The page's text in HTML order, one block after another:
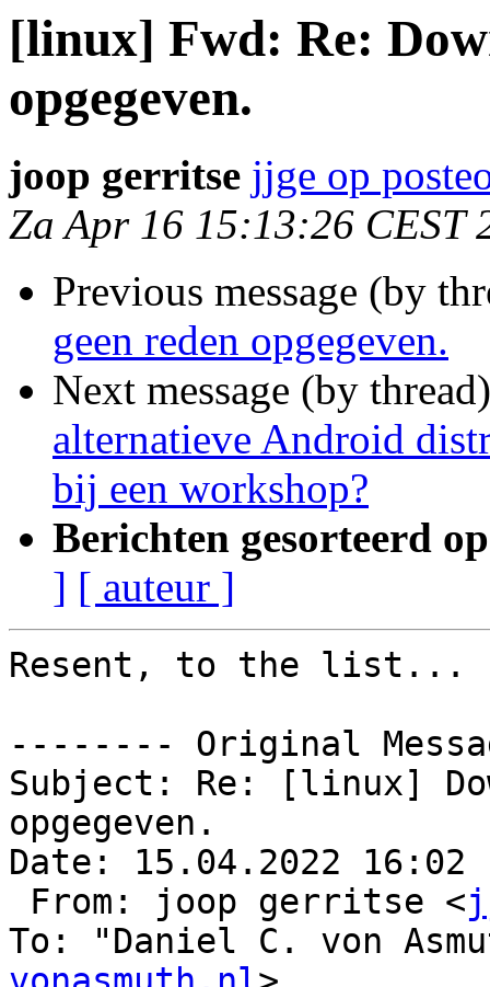
[linux] Fwd: Re:
opgegeven.
joop gerritse jjge op
Za Apr 16 15:13:26 CEST
Previous message (by
geen reden opgegeven.
Next message (by
alternatieve Android
bij een workshop?
Berichten gesorteerd
] [ auteur ]
Resent, to the list...
-------- Original
Subject: Re: [linux]
opgegeven.
Date: 15.04.2022 16:02
From: joop gerritse <
To: "Daniel C. von